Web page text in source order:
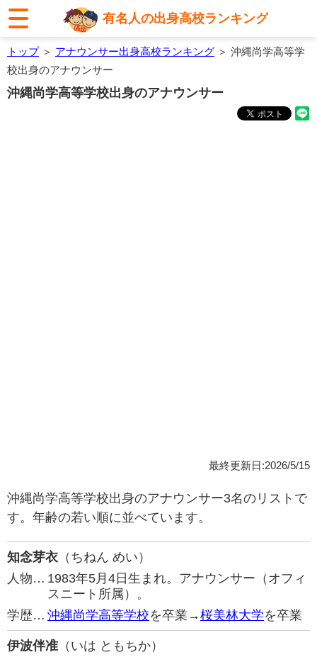
有名人の出身高校ランキング
トップ＞ アナウンサー出身高校ランキング ＞ 沖縄尚学高等学
校出身のアナウンサー
沖縄尚学高等学校出身のアナウンサー
最終更新日:2026/5/15
沖縄尚学高等学校出身のアナウンサー3名のリストで
す。年齢の若い順に並べています。
知念芽衣 （ちねん めい）
人物… 1983年5月4日生まれ。アナウンサー（オフィ
スニート所属）。
学歴… 沖縄尚学高等学校を卒業→桜美林大学を卒業
伊波伴准 （いは ともちか）